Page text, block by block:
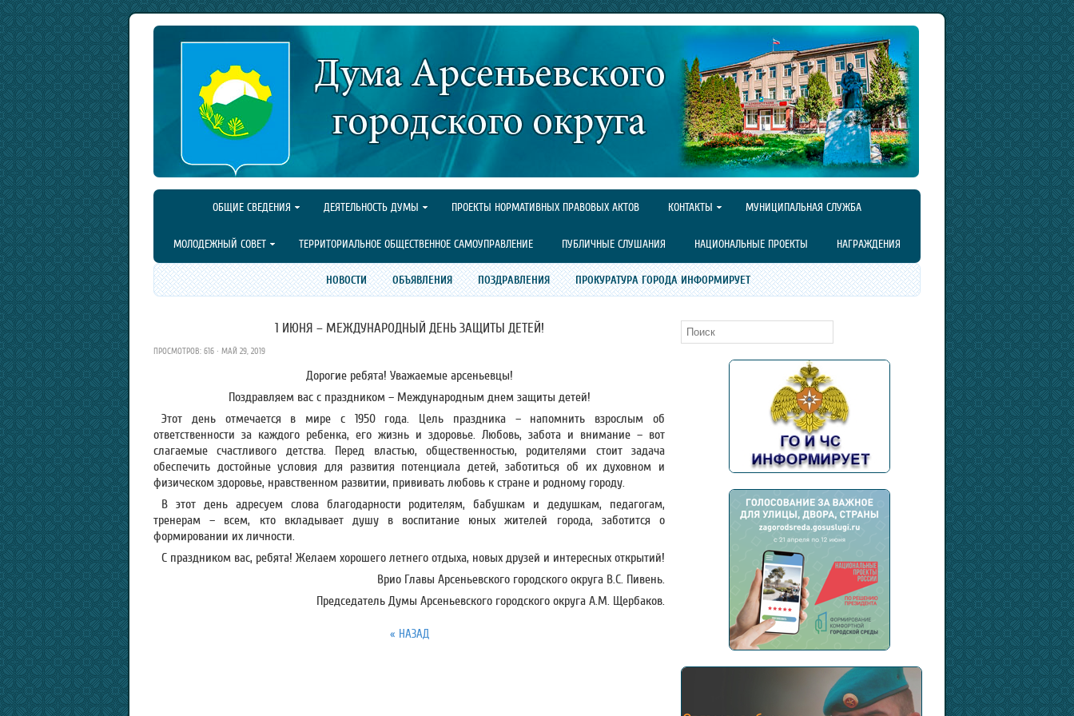
ОБЩИЕ СВЕДЕНИЯ ДЕЯТЕЛЬНОСТЬ ДУМЫ ПРОЕКТЫ НОРМАТИВНЫХ ПРАВОВЫХ АКТОВ КОНТАКТЫ МУНИЦИПАЛЬНАЯ СЛУЖБА
МОЛОДЕЖНЫЙ СОВЕТ ТЕРРИТОРИАЛЬНОЕ ОБЩЕСТВЕННОЕ САМОУПРАВЛЕНИЕ ПУБЛИЧНЫЕ СЛУШАНИЯ НАЦИОНАЛЬНЫЕ ПРОЕКТЫ НАГРАЖДЕНИЯ
НОВОСТИ ОБЪЯВЛЕНИЯ ПОЗДРАВЛЕНИЯ ПРОКУРАТУРА ГОРОДА ИНФОРМИРУЕТ
1 ИЮНЯ – МЕЖДУНАРОДНЫЙ ДЕНЬ ЗАЩИТЫ ДЕТЕЙ!
ПРОСМОТРОВ: 616 · МАЙ 29, 2019
Дорогие ребята! Уважаемые арсеньевцы!
Поздравляем вас с праздником – Международным днем защиты детей!
Этот день отмечается в мире с 1950 года. Цель праздника – напомнить взрослым об
ответственности за каждого ребенка, его жизнь и здоровье. Любовь, забота и внимание – вот
слагаемые счастливого детства. Перед властью, общественностью, родителями стоит задача
обеспечить достойные условия для развития потенциала детей, заботиться об их духовном и
физическом здоровье, нравственном развитии, прививать любовь к стране и родному городу.
В этот день адресуем слова благодарности родителям, бабушкам и дедушкам, педагогам,
тренерам – всем, кто вкладывает душу в воспитание юных жителей города, заботится о
формировании их личности.
С праздником вас, ребята! Желаем хорошего летнего отдыха, новых друзей и интересных открытий!
Врио Главы Арсеньевского городского округа В.С. Пивень.
Председатель Думы Арсеньевского городского округа А.М. Щербаков.
« НАЗАД
Поиск